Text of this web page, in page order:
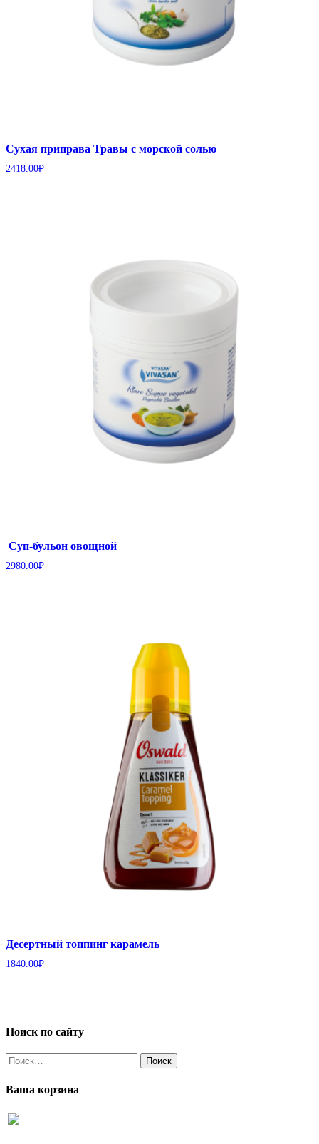
Сухая приправа Травы с морской солью
2418.00₽
Суп-бульон овощной
2980.00₽
Десертный топпинг карамель
1840.00₽
Поиск по сайту
Найти:
Ваша корзина